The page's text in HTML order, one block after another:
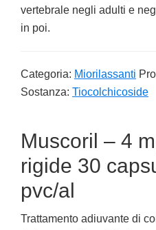
vertebrale negli adulti e
in poi.
Categoria: Miorilassanti
Sostanza: Tiocolchicoside
Muscoril – 4
rigide 30
pvc/al
Trattamento adiuvante di